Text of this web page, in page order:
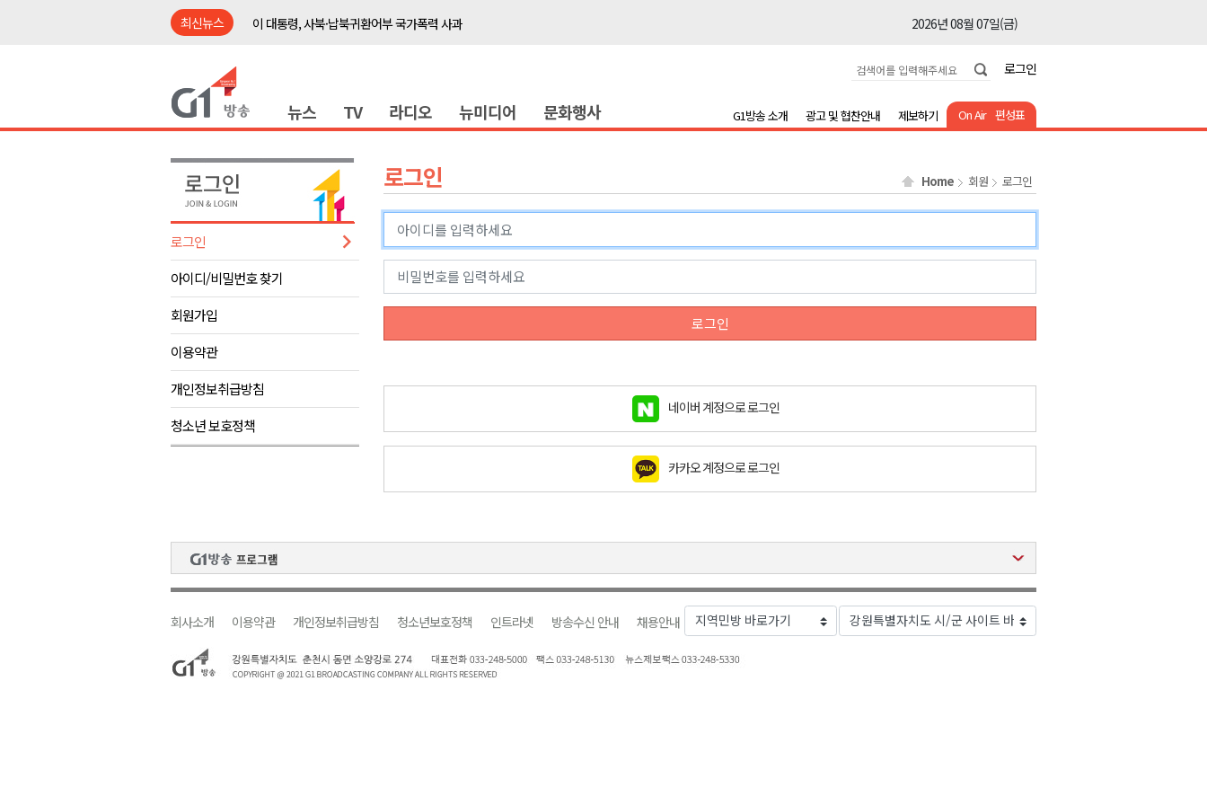
최신뉴스
이 대통령, 사북·납북귀환어부 국가폭력 사과
2026년 08월 07일(금)
2026년 08월 07일(금)
이광재 국회 예결위원장, 강릉시 초청 특별 강연
2026년 08월 07일(금)
육동한 시장, 국제스케이트장 춘천 유치 건의
영월군, 국·도비 확보 보고회 개최
2026년 08월 07일(금)
삼척 공공산후조리원 이전 시급
강원자치도교육청 교감급 이상 387명 인사
2026년 08월 07일(금)
도-시군 첫 간담회..우상호 "하나된 공동체"
이 대통령, 사북·납북귀환어부 국가폭력 사과
2026년 08월 07일(금)
여름축제 더위와 전쟁..물놀이 접목
2026년 08월 07일(금)
강원도, 최휘영 문체부장관과 정책간담회
이광재 국회 예결위원장, 강릉시 초청 특별 강연
검찰청 폐지..해결 과제 산적
강원자치도교육청 교감급 이상 387명 인사
2026년 08월 07일(금)
로그인
뉴스 TV 라디오 뉴미디어 문화행사 On Air 편성표
G1방송 소개 광고 및 협찬안내 제보하기
로그인
아이디/비밀번호 찾기
회원가입
이용약관
개인정보취급방침
청소년 보호정책
로그인 Home 회원 로그인
로그인
네이버 계정으로 로그인
카카오 계정으로 로그인
회사소개 이용약관 개인정보취급방침 청소년보호정책 인트라넷 방송수신 안내 채용안내